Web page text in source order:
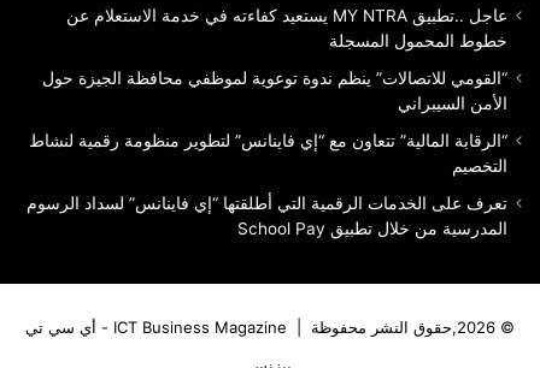
عاجل ..تطبيق MY NTRA يستعيد كفاءته في خدمة الاستعلام عن
خطوط المحمول المسجلة
“القومي للاتصالات” ينظم ندوة توعوية لموظفي محافظة الجيزة حول
الأمن السيبراني
“الرقابة المالية” تتعاون مع “إي فاينانس” لتطوير منظومة رقمية لنشاط
التخصيم
تعرف على الخدمات الرقمية التي أطلقتها “إي فاينانس” لسداد الرسوم
المدرسية من خلال تطبيق School Pay
© 2026,حقوق النشر محفوظة |
ICT Business Magazine - أي سي تي